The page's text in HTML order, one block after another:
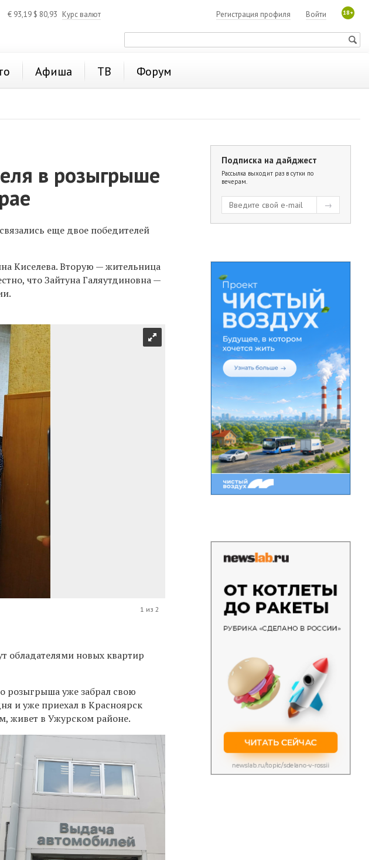
€ 93,19 $ 80,93 Курс валют 18+
Войти
Регистрация профиля
Афиша ТВ Форум
в розыгрыше
еще двое победителей
Киселева. Вторую — жительница
что Зайтуна Галяутдиновна —
1 из 2
обладателями новых квартир
розыгрыша уже забрал свою
и уже приехал в Красноярск
живет в Ужурском районе.
Подписка на дайджест
Рассылка выходит раз в сутки по
вечерам.